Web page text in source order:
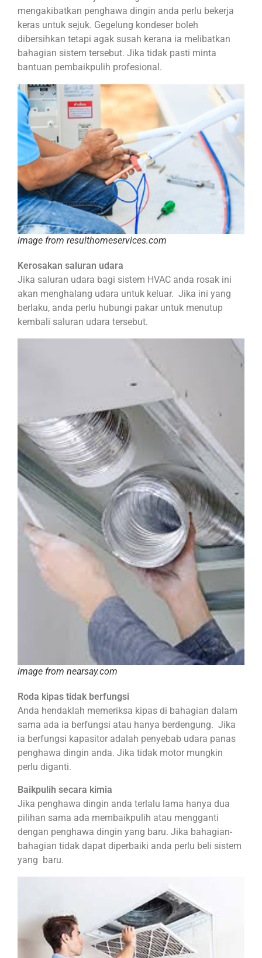
mengakibatkan penghawa dingin anda perlu bekerja
keras untuk sejuk. Gegelung kondeser boleh
dibersihkan tetapi agak susah kerana ia melibatkan
bahagian sistem tersebut. Jika tidak pasti minta
bantuan pembaikpulih profesional.
image from resulthomeservices.com
Kerosakan saluran udara
Jika saluran udara bagi sistem HVAC anda rosak ini
akan menghalang udara untuk keluar. Jika ini yang
berlaku, anda perlu hubungi pakar untuk menutup
kembali saluran udara tersebut.
image from nearsay.com
Roda kipas tidak berfungsi
Anda hendaklah memeriksa kipas di bahagian dalam
sama ada ia berfungsi atau hanya berdengung. Jika
ia berfungsi kapasitor adalah penyebab udara panas
penghawa dingin anda. Jika tidak motor mungkin
perlu diganti.
Baikpulih secara kimia
Jika penghawa dingin anda terlalu lama hanya dua
pilihan sama ada membaikpulih atau mengganti
dengan penghawa dingin yang baru. Jika bahagian-
bahagian tidak dapat diperbaiki anda perlu beli sistem
yang baru.